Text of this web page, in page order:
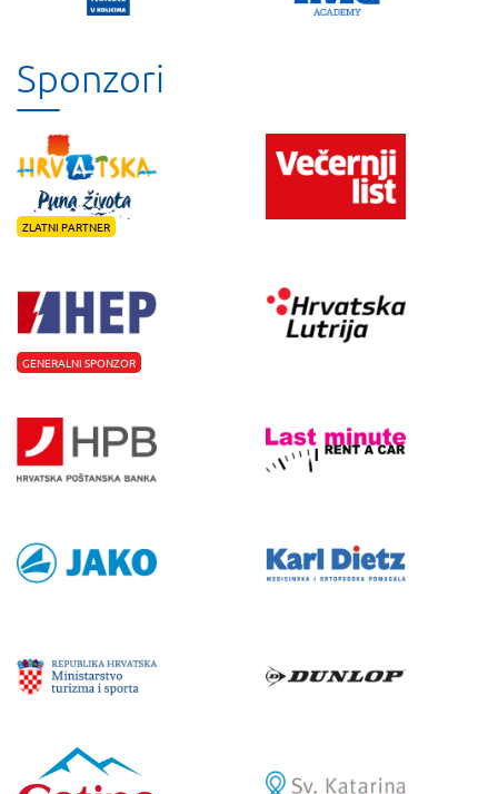
Sponzori
ZLATNI PARTNER
GENERALNI SPONZOR